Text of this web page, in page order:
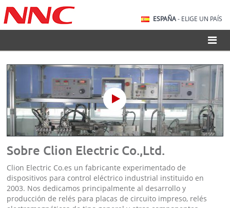
ESPAÑA- ELIGE UN PAÍS
Sobre Clion Electric Co.,Ltd.
Clion Electric Co.es un fabricante experimentado de
dispositivos para control eléctrico industrial instituido en
2003. Nos dedicamos principalmente al desarrollo y
producción de relés para placas de circuito impreso, relés